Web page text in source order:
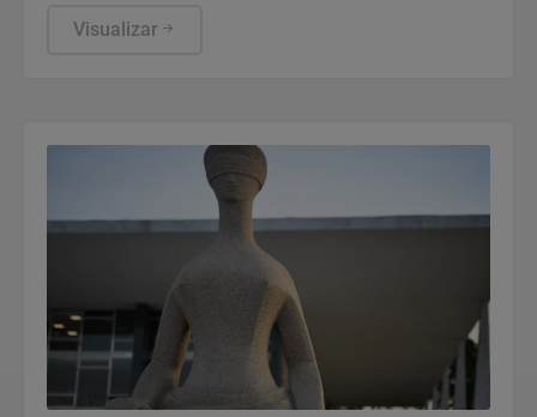
segunda a sexta-feira.
Visualizar